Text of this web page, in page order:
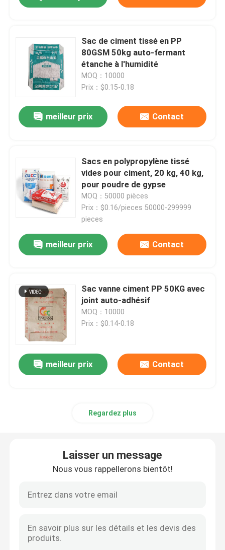
Sac de ciment tissé en PP
80GSM 50kg auto-fermant
étanche à l'humidité
MOQ：10000
Prix：$0.15-0.18
meilleur prix Contact
Sacs en polypropylène tissé
vides pour ciment, 20 kg, 40 kg,
pour poudre de gypse
MOQ：50000 pièces
Prix：$0.16/pieces 50000-299999
pieces
meilleur prix Contact
Sac vanne ciment PP 50KG avec
joint auto-adhésif
MOQ：10000
Prix：$0.14-0.18
meilleur prix Contact
Regardez plus
Laisser un message
Nous vous rappellerons bientôt!